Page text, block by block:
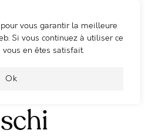
vous garantir la meilleure
Si vous continuez à utiliser ce
en êtes satisfait.
Ok